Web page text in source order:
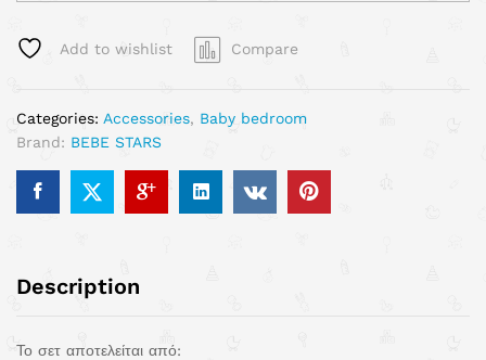
Add to wishlist Compare
Categories: Accessories, Baby bedroom
Brand: BEBE STARS
Description
Το σετ αποτελείται από: